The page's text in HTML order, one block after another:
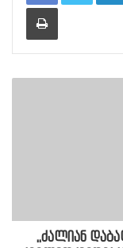
Print
,,ძალიან